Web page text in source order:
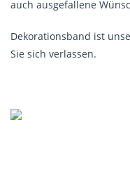
auch ausgefallene
Dekorationsband ist
Sie sich verlassen.